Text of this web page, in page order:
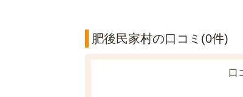
肥後民家村の口コミ(0件)
口